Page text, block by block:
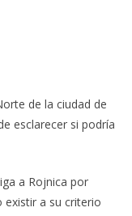
de la ciudad de
esclarecer si podría
a Rojnica por
existir a su criterio